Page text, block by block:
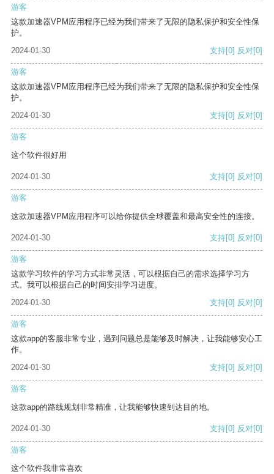
游客
这款加速器VPM应用程序已经为我们带来了无限的隐私保护和安全性保
护。
2024-01-30
支持[0] 反对[0]
游客
这款加速器VPM应用程序已经为我们带来了无限的隐私保护和安全性保
护。
2024-01-30
支持[0] 反对[0]
游客
这个软件很好用
2024-01-30 支持[0] 反对[0]
游客
这款加速器VPM应用程序可以给你提供全球覆盖和最高安全性的连接。
2024-01-30 支持[0] 反对[0]
游客
这款学习软件的学习方式非常灵活，可以根据自己的需求选择学习方
式。我可以根据自己的时间安排学习进度。
2024-01-30
支持[0] 反对[0]
游客
这款app的客服非常专业，遇到问题总是能够及时解决，让我能够安心工
作。
2024-01-30
支持[0] 反对[0]
游客
这款app的路线规划非常精准，让我能够快速到达目的地。
2024-01-30 支持[0] 反对[0]
游客
这个软件我非常喜欢